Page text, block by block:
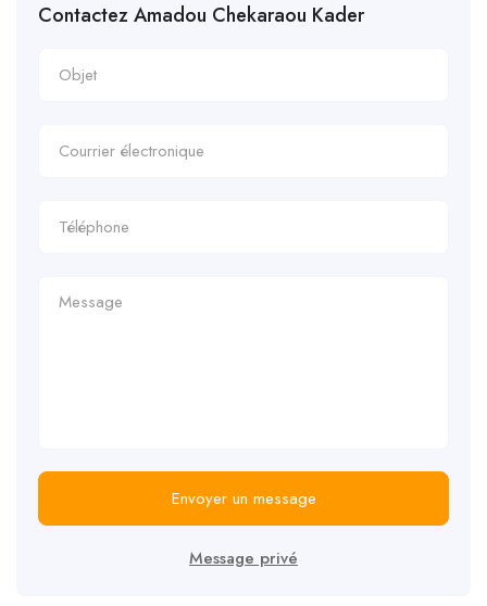
Contactez Amadou Chekaraou Kader
Envoyer un message
Message privé